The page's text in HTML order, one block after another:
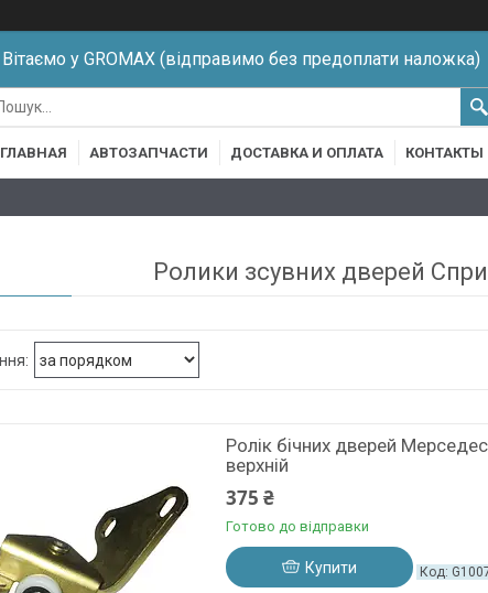
Вітаємо у GROMAX (відправимо без предоплати наложка)
ГЛАВНАЯ АВТОЗАПЧАСТИ ДОСТАВКА И ОПЛАТА КОНТАКТЫ
Ролики зсувних дверей
Ролік бічних дверей
верхній
375 ₴
Готово до відправки
Купити